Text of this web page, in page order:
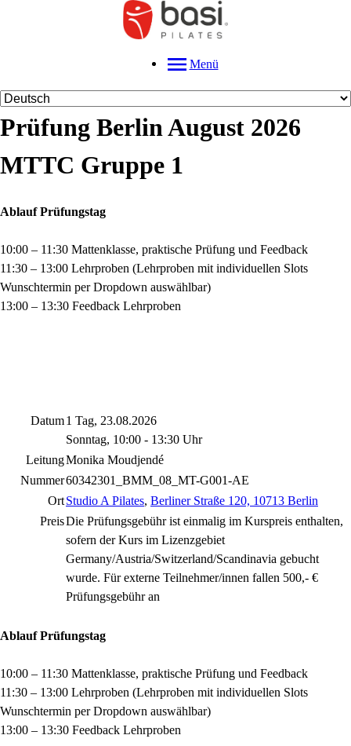
Menü
Prüfung Berlin August 2026
MTTC Gruppe 1
Ablauf Prüfungstag
10:00 – 11:30 Mattenklasse, praktische Prüfung und Feedback
11:30 – 13:00 Lehrproben (Lehrproben mit individuellen Slots
Wunschtermin per Dropdown auswählbar)
13:00 – 13:30 Feedback Lehrproben
Datum1 Tag, 23.08.2026
Sonntag, 10:00 - 13:30 Uhr
LeitungMonika Moudjendé
Nummer60342301_BMM_08_MT-G001-AE
OrtStudio A Pilates, Berliner Straße 120, 10713 Berlin
PreisDie Prüfungsgebühr ist einmalig im Kurspreis enthalten,
sofern der Kurs im Lizenzgebiet
Germany/Austria/Switzerland/Scandinavia gebucht
wurde. Für externe Teilnehmer/innen fallen 500,- €
Prüfungsgebühr an
Ablauf Prüfungstag
10:00 – 11:30 Mattenklasse, praktische Prüfung und Feedback
11:30 – 13:00 Lehrproben (Lehrproben mit individuellen Slots
Wunschtermin per Dropdown auswählbar)
13:00 – 13:30 Feedback Lehrproben